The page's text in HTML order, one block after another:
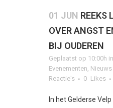
01 JUN REEKS
OVER ANGST
BIJ OUDEREN
Geplaatst op 10:00h in
Evenementen,
Reactie's
0 Likes
In het Gelderse